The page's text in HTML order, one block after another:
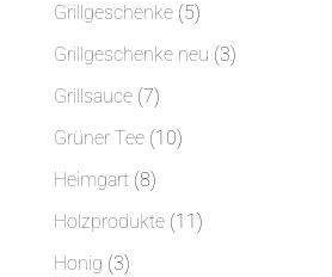
Grillgeschenke 55
Produkte
Grillgeschenke neu 33
Grillsauce 77
Produkte
Grüner Tee 1010
Heimgart 88
Produkte
Holzprodukte 11 11
Honig 33